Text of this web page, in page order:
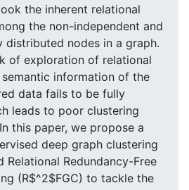
the inherent relational
the non-independent and
distributed nodes in a graph.
of exploration of relational
information of the
data fails to be fully
leads to poor clustering
this paper, we propose a
deep graph clustering
Relational Redundancy-Free
(R$^2$FGC) to tackle the